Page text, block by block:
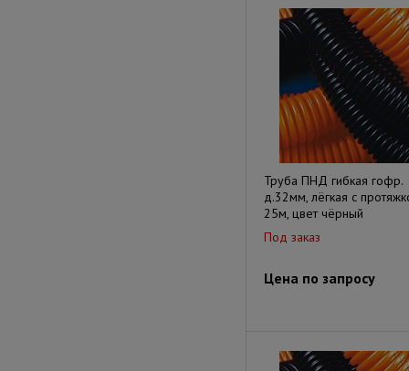
Труба ПНД гибкая гофр.
д.32мм, лёгкая с
25м, цвет чёрный
Под заказ
Цена по запросу